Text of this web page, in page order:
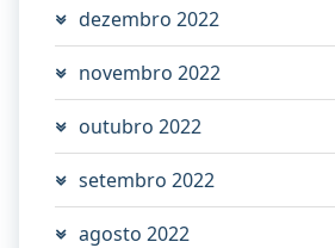
dezembro 2022
novembro 2022
outubro 2022
setembro 2022
agosto 2022